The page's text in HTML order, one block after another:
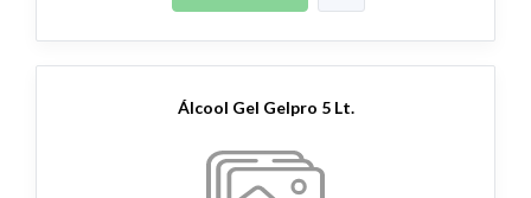
Álcool Gel Gelpro 5 Lt.